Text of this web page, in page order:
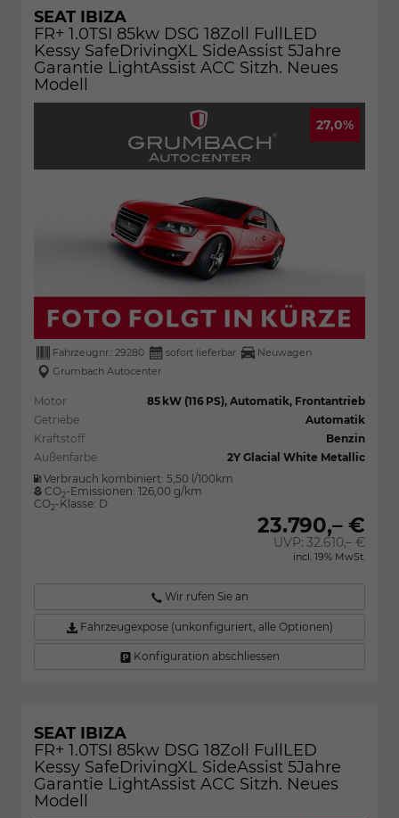
SEAT IBIZA
FR+ 1.0TSI 85kw DSG 18Zoll FullLED
Kessy SafeDrivingXL SideAssist 5Jahre
Garantie LightAssist ACC Sitzh. Neues
Modell
27,0%
Fahrzeugnr.: 29280 sofort lieferbar
Neuwagen
Grumbach Autocenter
Motor
85 kW (116 PS), Automatik, Frontantrieb
Getriebe
Automatik
Kraftstoff
Benzin
Außenfarbe
2Y Glacial White Metallic
Verbrauch kombiniert: 5,50 l/100km
CO2-Emissionen: 126,00 g/km
CO2-Klasse: D
23.790,– €
UVP:32.610,– €
incl. 19% MwSt.
Wir rufen Sie an
Fahrzeugexpose (unkonfiguriert, alle Optionen)
Konfiguration abschliessen
SEAT IBIZA
FR+ 1.0TSI 85kw DSG 18Zoll FullLED
Kessy SafeDrivingXL SideAssist 5Jahre
Garantie LightAssist ACC Sitzh. Neues
Modell